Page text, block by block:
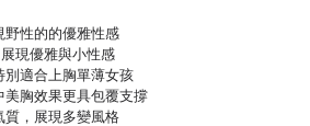
野性的的優雅性感
現優雅與小性感
別適合上胸單薄女孩
美胸效果更具包覆支撐
質，展現多變風格